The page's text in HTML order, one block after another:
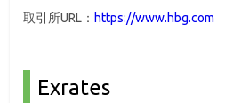
取引所URL： https://www.hbg.com
Exrates